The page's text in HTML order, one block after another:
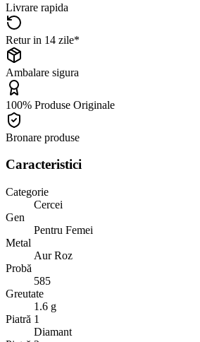
Livrare rapida
Retur in 14 zile*
Ambalare sigura
100% Produse Originale
Bronare produse
Caracteristici
Categorie
Cercei
Gen
Pentru Femei
Metal
Aur Roz
Probă
585
Greutate
1.6 g
Piatră 1
Diamant